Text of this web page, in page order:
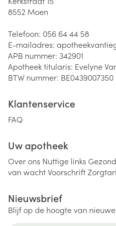
8552 Moen
Telefoon: 056 64 44 58
E-mailadres:
APB nummer: 342901
Apotheek titularis: Evelyne
BTW nummer: BE0439007350
Klantenservice
FAQ
Uw apotheek
Over ons Nuttige links
van wachtVoorschrift
Nieuwsbrief
Blijf op de hoogte van